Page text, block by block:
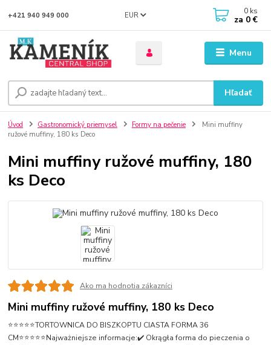
Menu
EUR
Hľadať
+421 940 949 000 0 ks
za 0 €
Úvod Gastronomický priemysel Formy na pečenie
Mini muffiny
ružové muffiny, 180 ks Deco
Mini muffiny ružové muffiny, 180
ks Deco
Ako ma hodnotia zákazníci
Mini muffiny ružové muffiny, 180 ks Deco
⭐⭐⭐⭐⭐TORTOWNICA DO BISZKOPTU CIASTA FORMA 36
CM⭐⭐⭐⭐⭐Najważniejsze informacje:✔️ Okrągła forma do pieczenia o